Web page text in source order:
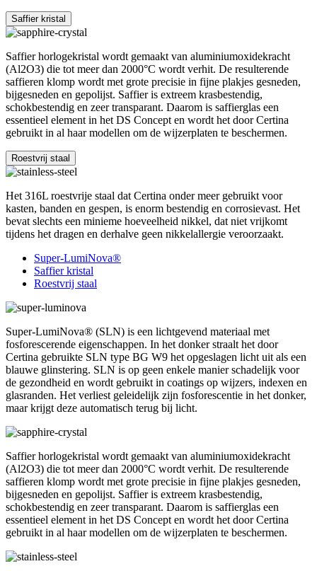
Saffier kristal
Saffier horlogekristal wordt gemaakt van aluminiumoxidekracht
(Al2O3) die tot meer dan 2000°C wordt verhit. De resulterende
saffieren klomp wordt met grote precisie in fijne plakjes gesneden,
bijgesneden en gepolijst. Saffier is extreem krasbestendig,
schokbestendig en zeer transparant. Daarom is saffierglas een
essentieel element in het DS Concept en wordt het door Certina
gebruikt in al haar modellen om de wijzerplaten te beschermen.
Roestvrij staal
Het 316L roestvrije staal dat Certina onder meer gebruikt voor
kasten, banden en gespen, is enorm bestendig en corrosievast. Het
bevat slechts een minieme hoeveelheid nikkel, dat niet vrijkomt
tijdens het dragen en derhalve geen nikkelallergie veroorzaakt.
Super-LumiNova®
Saffier kristal
Roestvrij staal
Super-LumiNova® (SLN) is een lichtgevend materiaal met
fosforescerende eigenschappen. In het donker straalt het door
Certina gebruikte SLN type BG W9 het opgeslagen licht uit als een
blauwe glinstering. SLN is op geen enkele manier schadelijk voor
de gezondheid en wordt gebruikt in coatings op wijzers, indexen en
glasranden. Het verliest geleidelijk zijn fosforescentie in het donker,
maar krijgt deze automatisch terug bij licht.
Saffier horlogekristal wordt gemaakt van aluminiumoxidekracht
(Al2O3) die tot meer dan 2000°C wordt verhit. De resulterende
saffieren klomp wordt met grote precisie in fijne plakjes gesneden,
bijgesneden en gepolijst. Saffier is extreem krasbestendig,
schokbestendig en zeer transparant. Daarom is saffierglas een
essentieel element in het DS Concept en wordt het door Certina
gebruikt in al haar modellen om de wijzerplaten te beschermen.